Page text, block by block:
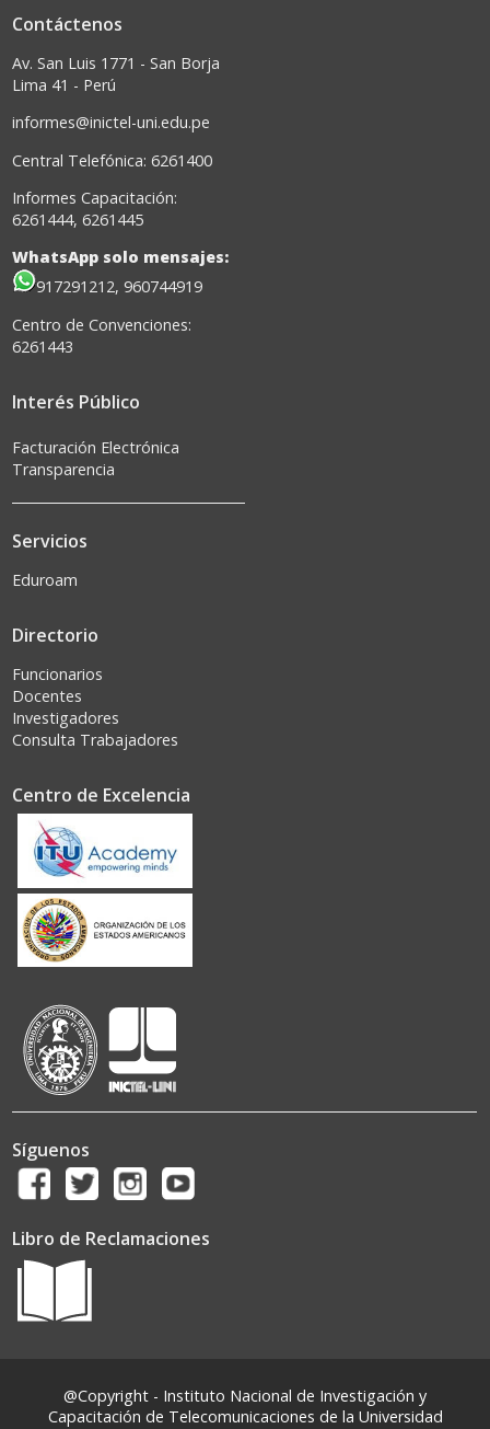
Contáctenos
Av. San Luis 1771 - San Borja
Lima 41 - Perú
informes@inictel-uni.edu.pe
Central Telefónica: 6261400
Informes Capacitación:
6261444, 6261445
WhatsApp solo mensajes:
917291212, 960744919
Centro de Convenciones:
6261443
Interés Público
Facturación Electrónica
Transparencia
Servicios
Eduroam
Directorio
Funcionarios
Docentes
Investigadores
Consulta Trabajadores
Centro de Excelencia
Síguenos
Libro de Reclamaciones
@Copyright - Instituto Nacional de Investigación y
Capacitación de Telecomunicaciones de la Universidad